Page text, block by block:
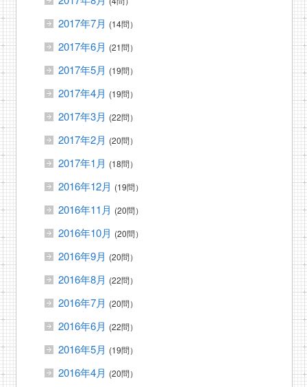
2017年7月 (14問）
2017年6月 (21問）
2017年5月 (19問）
2017年4月 (19問）
2017年3月 (22問）
2017年2月 (20問）
2017年1月 (18問）
2016年12月 (19問）
2016年11月 (20問）
2016年10月 (20問）
2016年9月 (20問）
2016年8月 (22問）
2016年7月 (20問）
2016年6月 (22問）
2016年5月 (19問）
2016年4月 (20問）